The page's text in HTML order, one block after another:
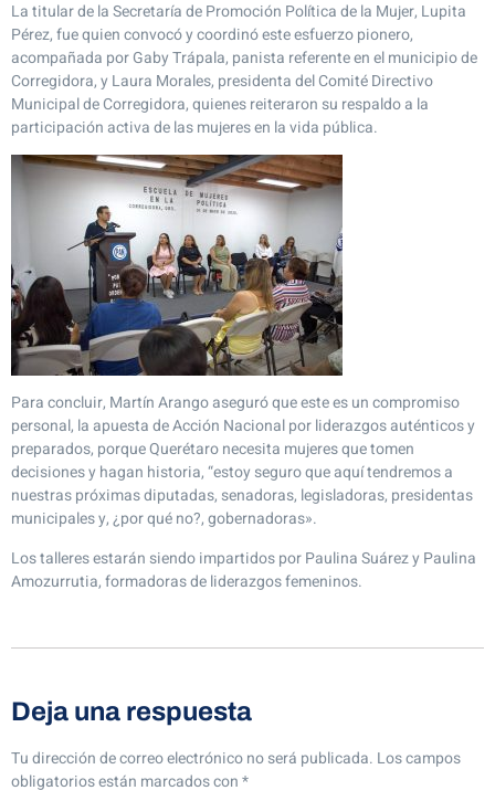
La titular de la Secretaría de Promoción Política de la Mujer, Lupita
Pérez, fue quien convocó y coordinó este esfuerzo pionero,
acompañada por Gaby Trápala, panista referente en el municipio de
Corregidora, y Laura Morales, presidenta del Comité Directivo
Municipal de Corregidora, quienes reiteraron su respaldo a la
participación activa de las mujeres en la vida pública.
Para concluir, Martín Arango aseguró que este es un compromiso
personal, la apuesta de Acción Nacional por liderazgos auténticos y
preparados, porque Querétaro necesita mujeres que tomen
decisiones y hagan historia, “estoy seguro que aquí tendremos a
nuestras próximas diputadas, senadoras, legisladoras, presidentas
municipales y, ¿por qué no?, gobernadoras».
Los talleres estarán siendo impartidos por Paulina Suárez y Paulina
Amozurrutia, formadoras de liderazgos femeninos.
Deja una respuesta
Tu dirección de correo electrónico no será publicada. Los campos
obligatorios están marcados con*